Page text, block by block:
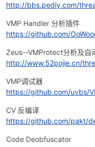
http://bbs.pediy.com/
VMP Handler 分析插件
https://github.com/
Zeus--VMProtect分析及自
http://www.52pojie.cn/
VMP调试器
https://github.com/uvbs/
CV 反编译
https://github.com/pakt/
Code Deobfuscator